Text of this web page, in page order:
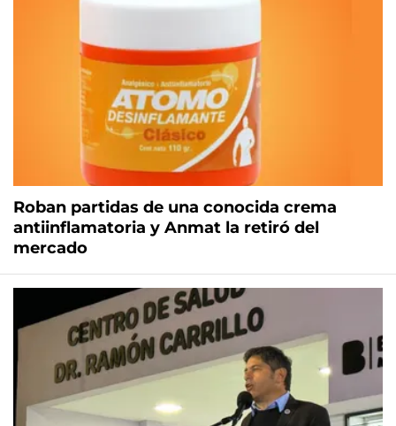
Roban partidas de una conocida crema
antiinflamatoria y Anmat la retiró del
mercado